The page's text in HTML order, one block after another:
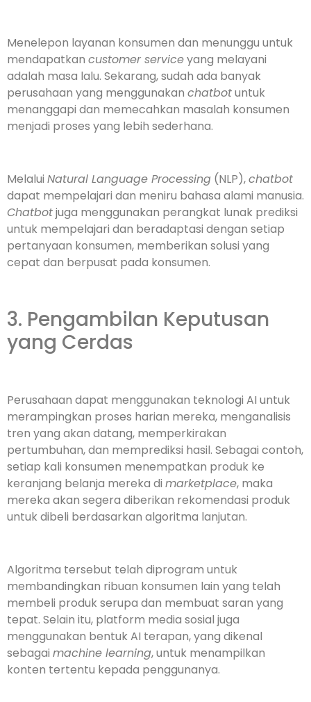
Menelepon layanan konsumen dan menunggu untuk
mendapatkan customer serviceyang melayani
adalah masa lalu. Sekarang, sudah ada banyak
perusahaan yang menggunakan chatbotuntuk
menanggapi dan memecahkan masalah konsumen
menjadi proses yang lebih sederhana.
Melalui Natural Language Processing (NLP),chatbot
dapat mempelajari dan meniru bahasa alami manusia.
Chatbotjuga menggunakan perangkat lunak prediksi
untuk mempelajari dan beradaptasi dengan setiap
pertanyaan konsumen, memberikan solusi yang
cepat dan berpusat pada konsumen.
3. Pengambilan Keputusan
yang Cerdas
Perusahaan dapat menggunakan teknologi AI untuk
merampingkan proses harian mereka, menganalisis
tren yang akan datang, memperkirakan
pertumbuhan, dan memprediksi hasil. Sebagai contoh,
setiap kali konsumen menempatkan produk ke
keranjang belanja mereka di marketplace, maka
mereka akan segera diberikan rekomendasi produk
untuk dibeli berdasarkan algoritma lanjutan.
Algoritma tersebut telah diprogram untuk
membandingkan ribuan konsumen lain yang telah
membeli produk serupa dan membuat saran yang
tepat. Selain itu, platform media sosial juga
menggunakan bentuk AI terapan, yang dikenal
sebagai machine learning, untuk menampilkan
konten tertentu kepada penggunanya.